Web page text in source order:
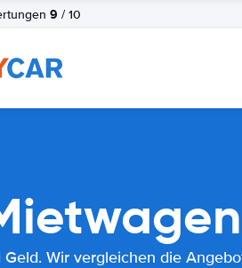
9 / 10
Wir vergleichen die